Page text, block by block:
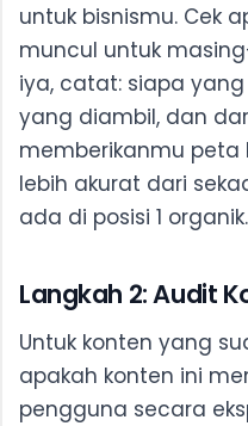
untuk bisnismu. Cek
muncul untuk
iya, catat: siapa
yang diambil, dan
memberikanmu
lebih akurat dari
ada di posisi 1 organik.
Langkah 2: Audit
Untuk konten yang
apakah konten ini
pengguna secara